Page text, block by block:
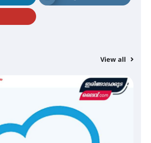
View all
നേട്ടം പ്രതിസന്ധികളോട് പൊരുതി
പരിചയപ്പെടാം